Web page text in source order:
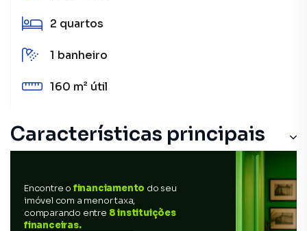
2 quartos
1 banheiro
160 m² útil
Características principais
Encontre o financiamento do seu
imóvel com a menor taxa,
comparando entre 8 instituições
financeiras.